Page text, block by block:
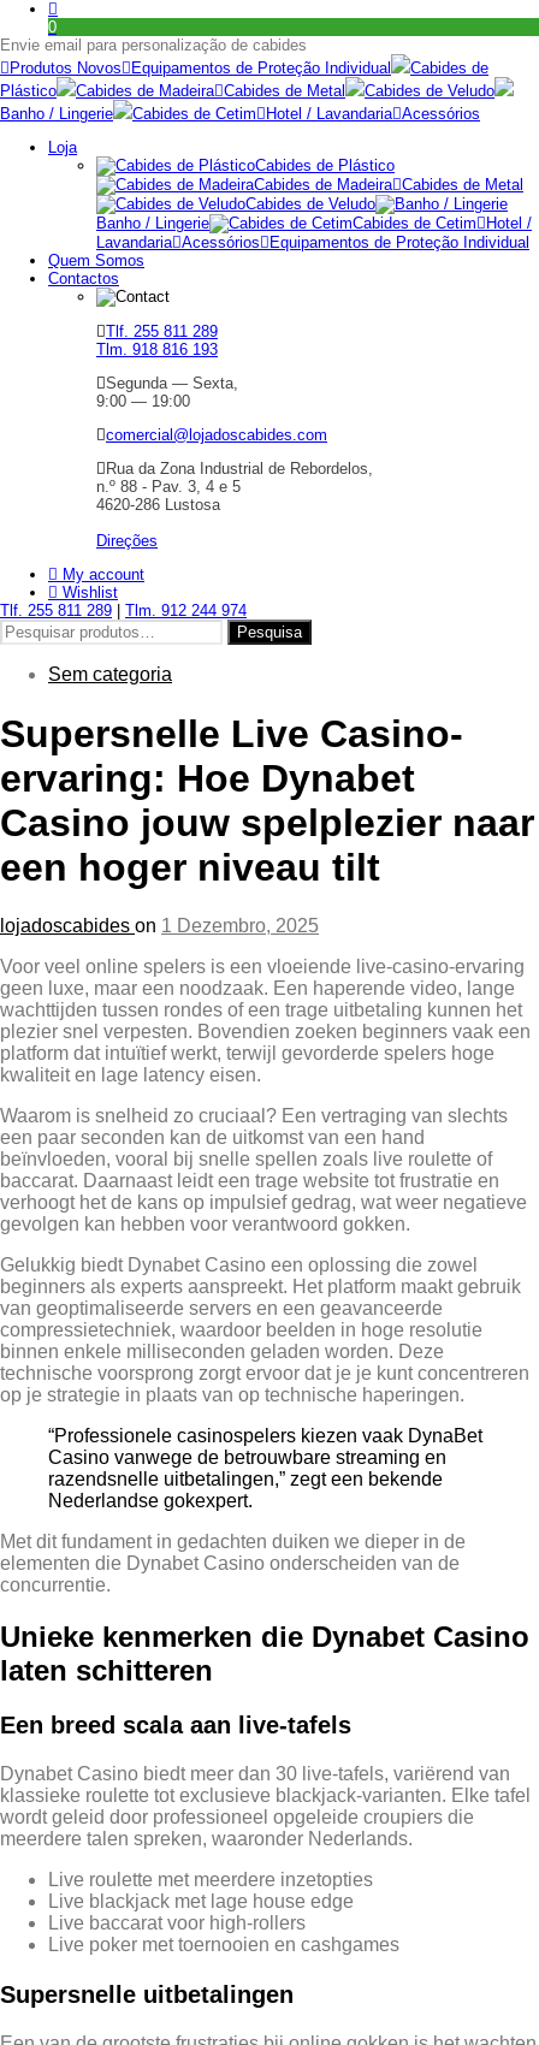
0
Envie email para personalização de cabides
Produtos Novos
Equipamentos de Proteção Individual
Cabides de
Plástico
Cabides de Madeira Cabides de Metal
Cabides de Veludo
Banho / Lingerie
Cabides de Cetim Hotel / Lavandaria Acessórios
Loja
Cabides de Plástico
Cabides de Madeira Cabides de Metal
Cabides de Veludo
Banho / Lingerie
Cabides de Cetim
Hotel /
Lavandaria Acessórios
Equipamentos de Proteção Individual
Quem Somos
Contactos
Tlf. 255 811 289
Tlm. 918 816 193
Segunda — Sexta,
9:00 — 19:00
comercial@lojadoscabides.com
Rua da Zona Industrial de Rebordelos,
n.º 88 - Pav. 3, 4 e 5
4620-286 Lustosa
Direções
My account
Wishlist
Tlf. 255 811 289
Tlm. 912 244 974
Pesquisar
por:
Pesquisa
Sem categoria
Supersnelle Live Casino-
ervaring: Hoe Dynabet
Casino jouw spelplezier naar
een hoger niveau tilt
lojadoscabides on 1 Dezembro, 2025
Voor veel online spelers is een vloeiende live‑casino‑ervaring
geen luxe, maar een noodzaak. Een haperende video, lange
wachttijden tussen rondes of een trage uitbetaling kunnen het
plezier snel verpesten. Bovendien zoeken beginners vaak een
platform dat intuïtief werkt, terwijl gevorderde spelers hoge
kwaliteit en lage latency eisen.
Waarom is snelheid zo cruciaal? Een vertraging van slechts
een paar seconden kan de uitkomst van een hand
beïnvloeden, vooral bij snelle spellen zoals live roulette of
baccarat. Daarnaast leidt een trage website tot frustratie en
verhoogt het de kans op impulsief gedrag, wat weer negatieve
gevolgen kan hebben voor verantwoord gokken.
Gelukkig biedt Dynabet Casino een oplossing die zowel
beginners als experts aanspreekt. Het platform maakt gebruik
van geoptimaliseerde servers en een geavanceerde
compressietechniek, waardoor beelden in hoge resolutie
binnen enkele milliseconden geladen worden. Deze
technische voorsprong zorgt ervoor dat je je kunt concentreren
op je strategie in plaats van op technische haperingen.
“Professionele casinospelers kiezen vaak DynaBet
Casino vanwege de betrouwbare streaming en
razendsnelle uitbetalingen,” zegt een bekende
Nederlandse gokexpert.
Met dit fundament in gedachten duiken we dieper in de
elementen die Dynabet Casino onderscheiden van de
concurrentie.
Unieke kenmerken die Dynabet Casino
laten schitteren
Een breed scala aan live‑tafels
Dynabet Casino biedt meer dan 30 live‑tafels, variërend van
klassieke roulette tot exclusieve blackjack‑varianten. Elke tafel
wordt geleid door professioneel opgeleide croupiers die
meerdere talen spreken, waaronder Nederlands.
Live roulette met meerdere inzetopties
Live blackjack met lage house edge
Live baccarat voor high‑rollers
Live poker met toernooien en cashgames
Supersnelle uitbetalingen